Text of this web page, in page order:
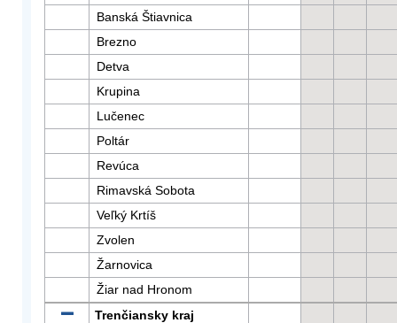
Banská Štiavnica
Brezno
Detva
Krupina
Lučenec
Poltár
Revúca
Rimavská Sobota
Veľký Krtíš
Zvolen
Žarnovica
Žiar nad Hronom
Trenčiansky kraj